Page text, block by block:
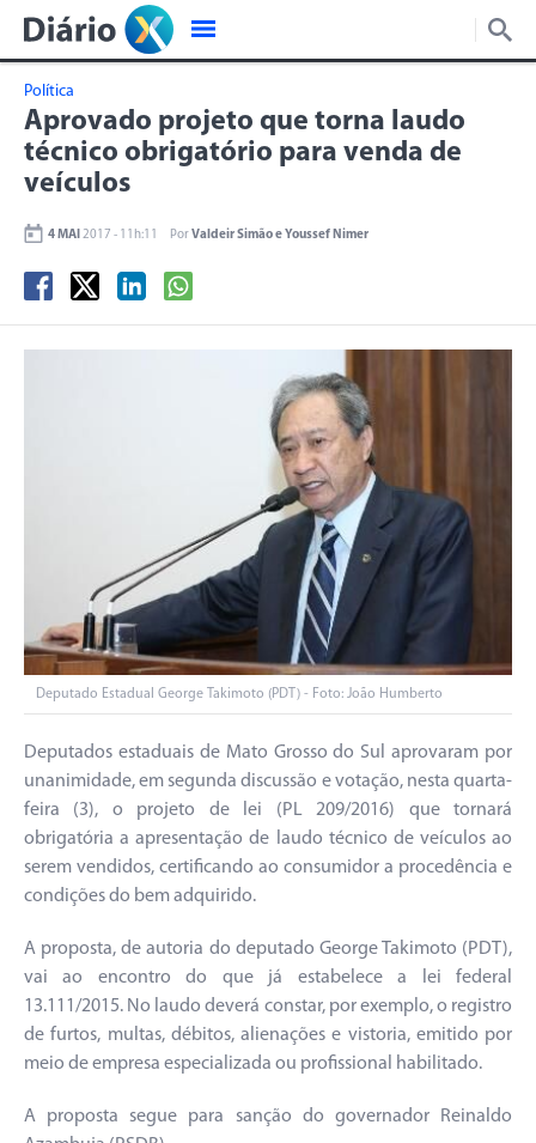
Política
Aprovado projeto que torna laudo
técnico obrigatório para venda de
veículos
4 MAI 2017 - 11h:11 PorValdeir Simão e Youssef Nimer
Deputado Estadual George Takimoto (PDT) - Foto: João Humberto
Deputados estaduais de Mato Grosso do Sul aprovaram por
unanimidade, em segunda discussão e votação, nesta quarta-
feira (3), o projeto de lei (PL 209/2016) que tornará
obrigatória a apresentação de laudo técnico de veículos ao
serem vendidos, certificando ao consumidor a procedência e
condições do bem adquirido.
A proposta, de autoria do deputado George Takimoto (PDT),
vai ao encontro do que já estabelece a lei federal
13.111/2015. No laudo deverá constar, por exemplo, o registro
de furtos, multas, débitos, alienações e vistoria, emitido por
meio de empresa especializada ou profissional habilitado.
A proposta segue para sanção do governador Reinaldo